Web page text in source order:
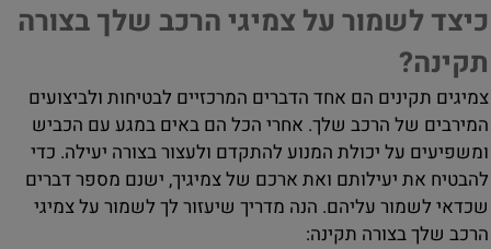
כיצד לשמור על צמיגי הרכב שלך בצורה
תקינה?
צמיגים תקינים הם אחד הדברים המרכזיים לבטיחות ולביצועים
המירבים של הרכב שלך. אחרי הכל הם באים במגע עם הכביש
ומשפיעים על יכולת המנוע להתקדם ולעצור בצורה יעילה. כדי
להבטיח את יעילותם ואת ארכם של צמיגיך, ישנם מספר דברים
שכדאי לשמור עליהם. הנה מדריך שיעזור לך לשמור על צמיגי
הרכב שלך בצורה תקינה: